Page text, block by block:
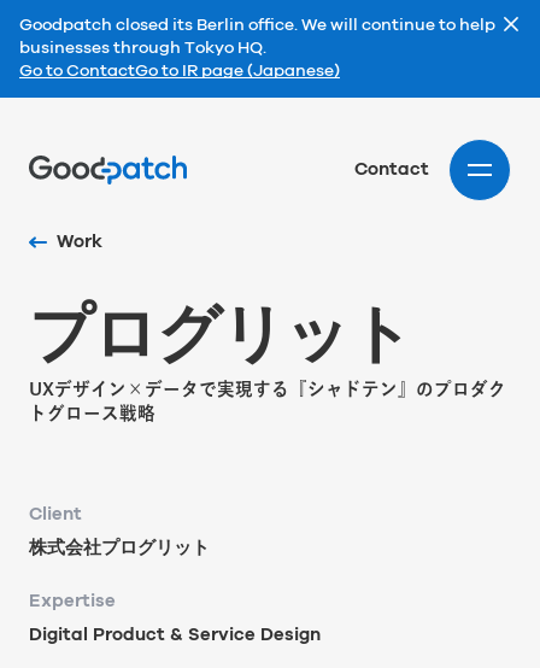
Goodpatch closed its Berlin office. We will continue to help
businesses through Tokyo HQ.
Go to ContactGo to IR page (Japanese)
Contact
Work
プロ グリ ッ ト
UXデザイン×データで実現する『シャドテン』のプロダク
トグロース戦略
Client
株式会社プログリット
Expertise
Digital Product & Service Design